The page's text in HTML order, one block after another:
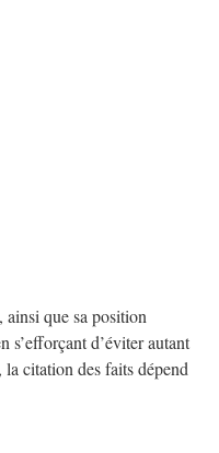
que sa position
s’efforçant d’éviter autant
citation des faits dépend